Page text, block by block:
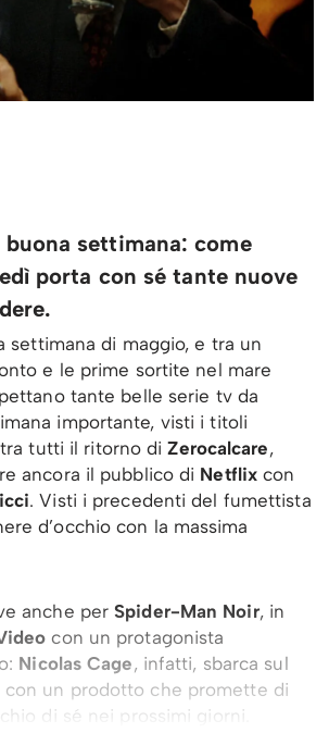
settimana: come
porta con sé tante nuove
settimana di maggio, e tra un
e le prime sortite nel mare
tante belle serie tv da
importante, visti i titoli
tutti il ritorno diZerocalcare,
ancora il pubblico di Netflixcon
. Visti i precedenti del fumettista
d’occhio con la massima
anche perSpider-Man Noir, in
con un protagonista
Nicolas Cage, infatti, sbarca sul
con un prodotto che promette di
di sé nei prossimi giorni.